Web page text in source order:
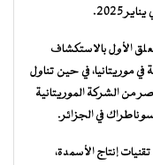
2025.
الأول بالاستكشاف
في موريتانيا، في حين تناول
من الشركة الموريتانية
في الجزائر.
إنتاج الأسمدة،